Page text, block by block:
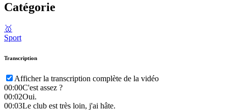
Catégorie
🥇
Sport
Transcription
Afficher la transcription complète de la vidéo
00:00C'est assez ?
00:02Oui.
00:03Le club est très loin, j'ai hâte.